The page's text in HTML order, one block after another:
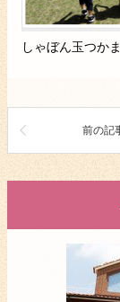
しゃぼん玉つか
前の記